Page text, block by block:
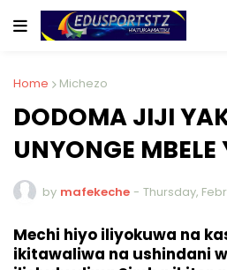
Home Michezo
DODOMA JIJI
UNYONGE
by mafekeche - Thursday,
Mechi hiyo iliyokuwa na
ikitawaliwa na ushindani